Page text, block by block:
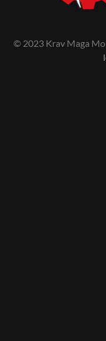
© 2023 Krav Maga